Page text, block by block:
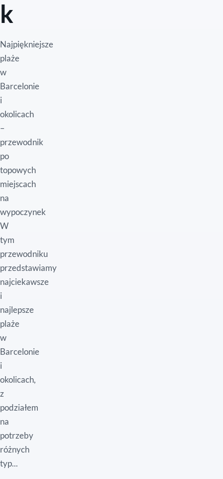
k
Najpiękniejsze
plaże
w
Barcelonie
i
okolicach
–
przewodnik
po
topowych
miejscach
na
wypoczynek
W
tym
przewodniku
przedstawiamy
najciekawsze
i
najlepsze
plaże
w
Barcelonie
i
okolicach,
z
podziałem
na
potrzeby
różnych
typ...